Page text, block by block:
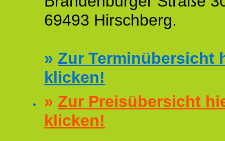
69493 Hirschberg.
» Zur Terminübersicht
klicken!
» Zur Preisübersicht
klicken!